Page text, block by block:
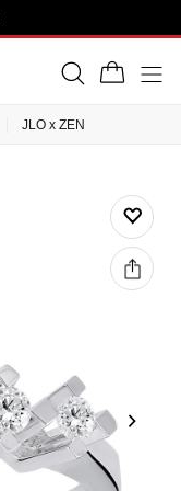
JLO x ZEN